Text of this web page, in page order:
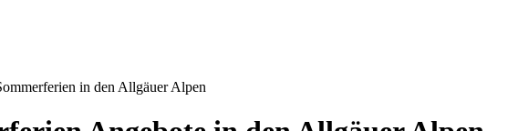
in den Allgäuer Alpen